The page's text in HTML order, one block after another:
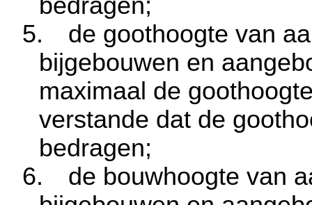
bedragen;
5.
de goothoogte van
bijgebouwen en
maximaal de
verstande dat de
bedragen;
6.
de bouwhoogte van